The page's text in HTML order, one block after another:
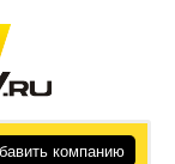
компанию